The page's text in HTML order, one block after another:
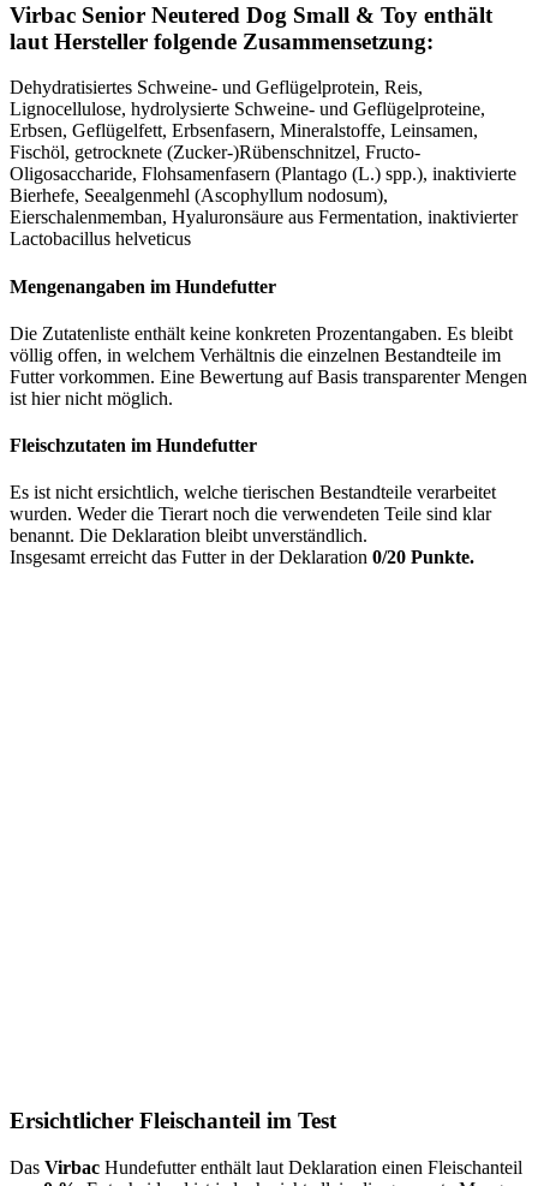
Virbac Senior Neutered Dog Small & Toy enthält
laut Hersteller folgende Zusammensetzung:
Dehydratisiertes Schweine- und Geflügelprotein, Reis,
Lignocellulose, hydrolysierte Schweine- und Geflügelproteine,
Erbsen, Geflügelfett, Erbsenfasern, Mineralstoffe, Leinsamen,
Fischöl, getrocknete (Zucker-)Rübenschnitzel, Fructo-
Oligosaccharide, Flohsamenfasern (Plantago (L.) spp.), inaktivierte
Bierhefe, Seealgenmehl (Ascophyllum nodosum),
Eierschalenmemban, Hyaluronsäure aus Fermentation, inaktivierter
Lactobacillus helveticus
Mengenangaben im Hundefutter
Die Zutatenliste enthält keine konkreten Prozentangaben. Es bleibt
völlig offen, in welchem Verhältnis die einzelnen Bestandteile im
Futter vorkommen. Eine Bewertung auf Basis transparenter Mengen
ist hier nicht möglich.
Fleischzutaten im Hundefutter
Es ist nicht ersichtlich, welche tierischen Bestandteile verarbeitet
wurden. Weder die Tierart noch die verwendeten Teile sind klar
benannt. Die Deklaration bleibt unverständlich.
Insgesamt erreicht das Futter in der Deklaration 0/20 Punkte.
Ersichtlicher Fleischanteil im Test
Das Virbac Hundefutter enthält laut Deklaration einen Fleischanteil